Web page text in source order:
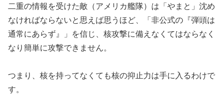
二重の情報を受けた敵（アメリカ艦隊）は「やまと」沈め
なければならないと思えば思うほど、「非公式の『弾頭は
通常にあらず』」を信じ、核攻撃に備えなくてはならなく
なり簡単に攻撃できません。
つまり、核を持ってなくても核の抑止力は手に入るわけで
す。